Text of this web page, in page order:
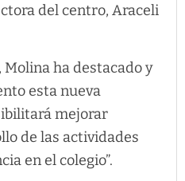
del centro, Araceli
ha destacado y
esta nueva
mejorar
de las actividades
en el colegio”.